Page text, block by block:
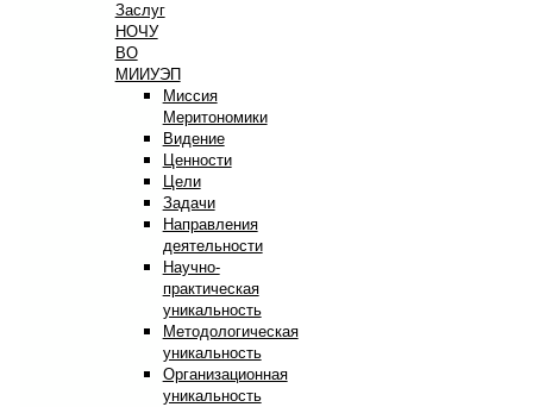
Заслуг
НОЧУ
ВО
МИИУЭП
Миссия
Меритономики
Видение
Ценности
Цели
Задачи
Направления
деятельности
Научно-
практическая
уникальность
Методологическая
уникальность
Организационная
уникальность